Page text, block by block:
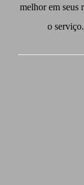
melhor em seus
o